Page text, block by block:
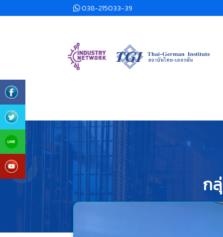
038-215033-39
ก